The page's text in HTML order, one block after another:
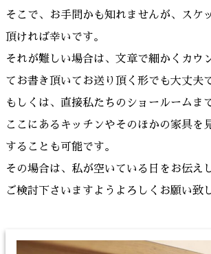
そこで、お手間かも知れませんが、スケ
頂ければ幸いです。
それが難しい場合は、文章で細かくカウ
てお書き頂いてお送り頂く形でも大丈夫
もしくは、直接私たちのショールームま
ここにあるキッチンやそのほかの家具を
することも可能です。
その場合は、私が空いている日をお伝え
ご検討下さいますようよろしくお願い致